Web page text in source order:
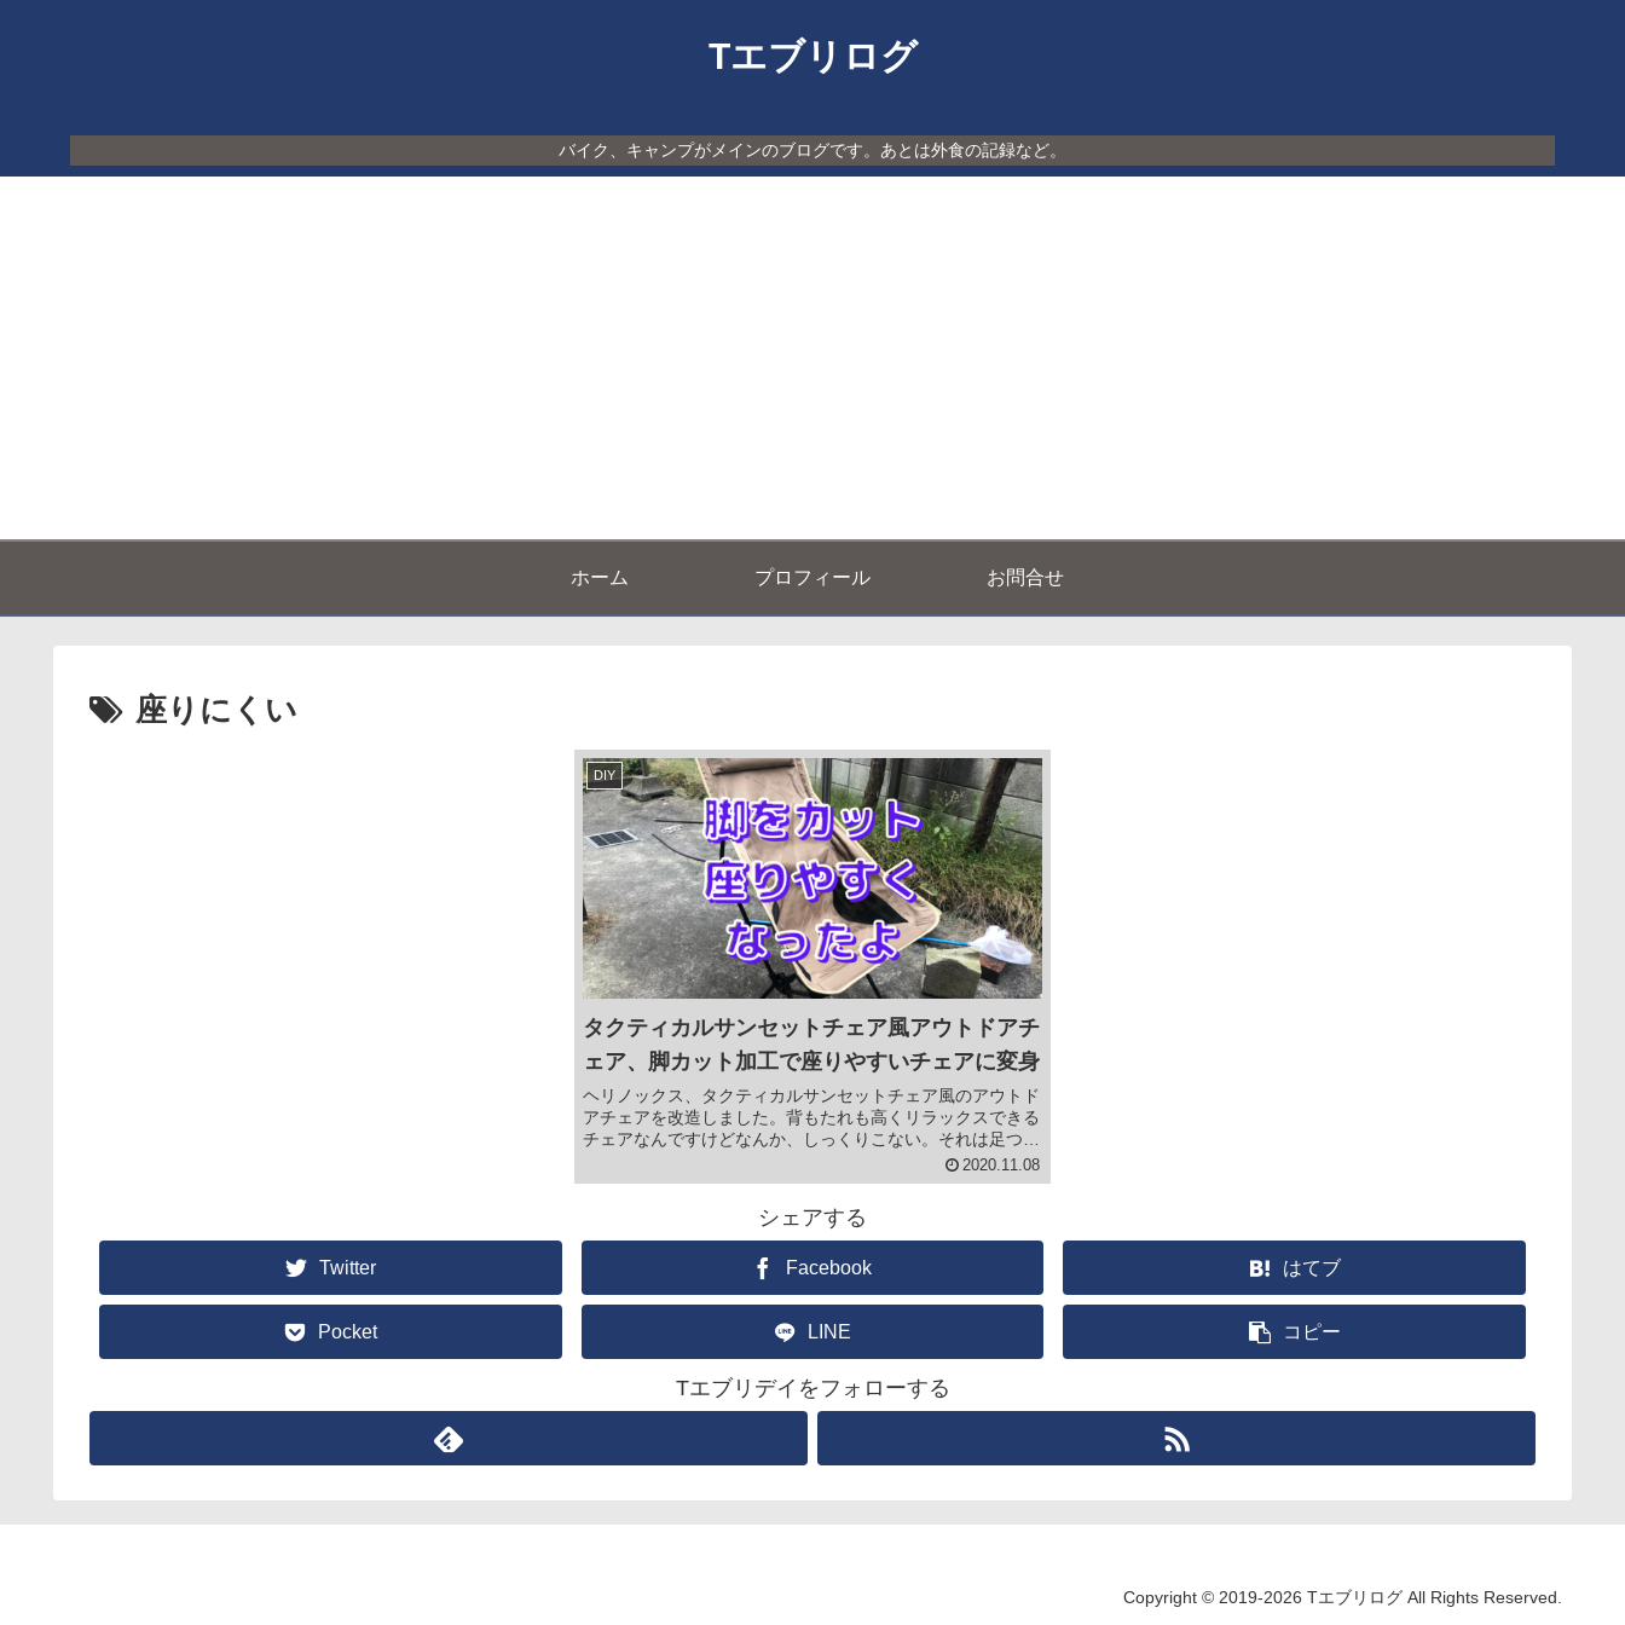
Tエブリログ
バイク、キャンプがメインのブログです。あとは外食の記録など。
ホーム プロフィール お問合せ
座りにくい
DIY
タクティカルサンセットチェア風アウトドアチ
ェア、脚カット加工で座りやすいチェアに変身
ヘリノックス、タクティカルサンセットチェア風のアウトド
アチェアを改造しました。背もたれも高くリラックスできる
チェアなんですけどなんか、しっくりこない。それは足つき
が良くないからだ！ということで脚をカットしちゃいまし
た。(function(b...
2020.11.08
シェアする
Twitter Facebook はてブ
Pocket LINE コピー
Tエブリデイをフォローする
Copyright © 2019-2026 Tエブリログ All Rights Reserved.